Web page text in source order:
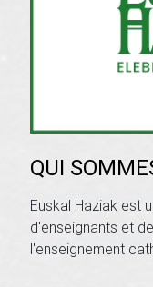
QUI
Euskal Haziak est
d'enseignants et
l'enseignement